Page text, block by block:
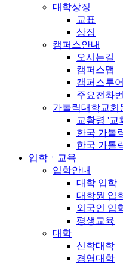
대학상징
교표
상징
캠퍼스안내
오시는길
캠퍼스맵
캠퍼스투어
주요전화
가톨릭대학교회
교황령 '교
한국 가톨
한국 가톨
입학ㆍ교육
입학안내
대학 입학
대학원 입
외국인 입
평생교육
대학
신학대학
경영대학